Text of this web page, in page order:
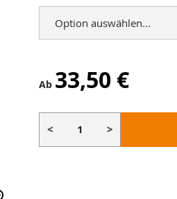
Ab 33,50 €
< >